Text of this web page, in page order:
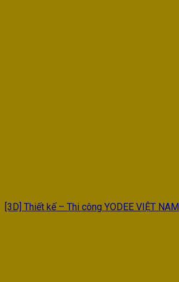
[3D] Thiết kế – Thi công YODEE VIỆT NAM